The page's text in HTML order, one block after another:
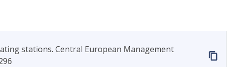
stations. Central European Management